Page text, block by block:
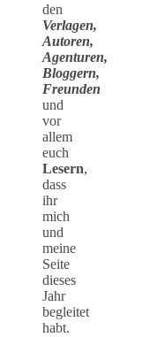
den
Verlagen,
Autoren,
Agenturen,
Bloggern,
Freunden
und
vor
allem
euch
Lesern,
dass
ihr
mich
und
meine
Seite
dieses
Jahr
begleitet
habt.